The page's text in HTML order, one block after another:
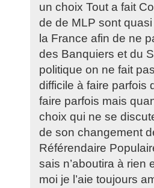
un choix Tout a fait
de de MLP sont quasi
la France afin de ne
des Banquiers et du
politique on ne fait
difficile à faire parfois
faire parfois mais
choix qui ne se
de son changement
Référendaire
sais n’aboutira à rien
moi je l’aie toujours